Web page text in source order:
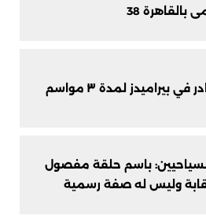
بالقاهرة 38
في بيراميدز لمدة ٣ مواسم
باسم حلقة مفصول
وليس له صفة رسمية